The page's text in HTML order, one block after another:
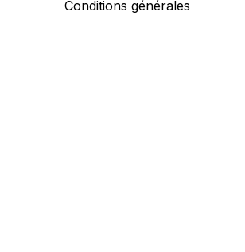
Conditions générales